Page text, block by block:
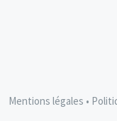
Mentions légales •